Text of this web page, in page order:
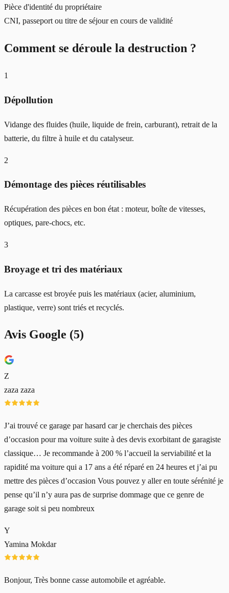
Pièce d'identité du propriétaire
CNI, passeport ou titre de séjour en cours de validité
Comment se déroule la destruction ?
1
Dépollution
Vidange des fluides (huile, liquide de frein, carburant), retrait de la
batterie, du filtre à huile et du catalyseur.
2
Démontage des pièces réutilisables
Récupération des pièces en bon état : moteur, boîte de vitesses,
optiques, pare-chocs, etc.
3
Broyage et tri des matériaux
La carcasse est broyée puis les matériaux (acier, aluminium,
plastique, verre) sont triés et recyclés.
Avis Google (5)
Z
zaza zaza
J’ai trouvé ce garage par hasard car je cherchais des pièces
d’occasion pour ma voiture suite à des devis exorbitant de garagiste
classique… Je recommande à 200 % l’accueil la serviabilité et la
rapidité ma voiture qui a 17 ans a été réparé en 24 heures et j’ai pu
mettre des pièces d’occasion Vous pouvez y aller en toute sérénité je
pense qu’il n’y aura pas de surprise dommage que ce genre de
garage soit si peu nombreux
Y
Yamina Mokdar
Bonjour, Très bonne casse automobile et agréable.